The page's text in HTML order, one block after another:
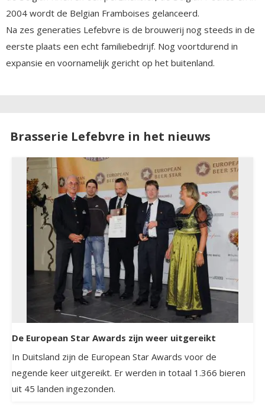
2004 wordt de Belgian Framboises gelanceerd.
Na zes generaties Lefebvre is de brouwerij nog steeds in de
eerste plaats een echt familiebedrijf. Nog voortdurend in
expansie en voornamelijk gericht op het buitenland.
Brasserie Lefebvre in het nieuws
De European Star Awards zijn weer uitgereikt
In Duitsland zijn de European Star Awards voor de
negende keer uitgereikt. Er werden in totaal 1.366 bieren
uit 45 landen ingezonden.